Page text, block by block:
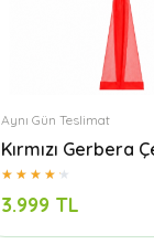
Aynı Gün Teslimat
Kırmızı Gerbera
3.999 TL